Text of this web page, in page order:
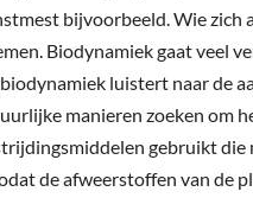
bijvoorbeeld. Wie zich
Biodynamiek gaat veel
luistert naar de
manieren zoeken om
gebruikt die
de afweerstoffen van de